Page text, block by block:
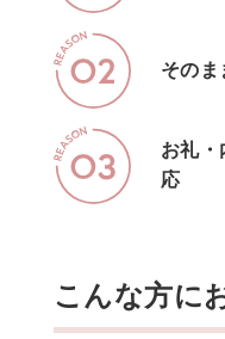
そのま
お礼
応
こんな方に